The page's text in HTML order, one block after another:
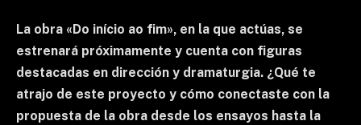
La obra «Do início ao fim», en la que actúas, se
estrenará próximamente y cuenta con figuras
destacadas en dirección y dramaturgia. ¿Qué te
atrajo de este proyecto y cómo conectaste con la
propuesta de la obra desde los ensayos hasta la